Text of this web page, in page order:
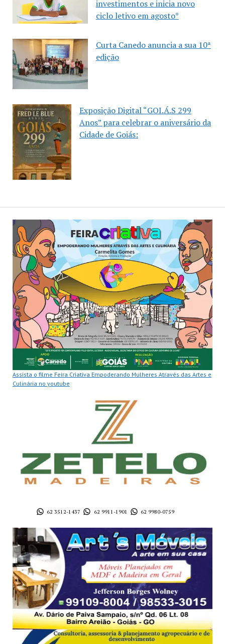
investimentos e inicia novo
ciclo letivo em agosto*
Curta Canedo anuncia a sua 10ª
edição
Exposição Digital “GOI.Á.S 299
Anos” para celebrar o aniversário da
Cidade de Goiás:
Assista o filme Feira Criativa Empoderando Mulheres Através das Artes e
Culinária no youtube
62 3512-1437 62 9911-1901 62 9980-0759